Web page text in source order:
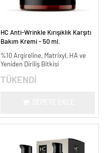
HC Anti-Wrinkle Kırışıklık Karşıtı
Bakım Kremi - 50 ml.
%10 Argireline, Matrixyl, HA ve
Yeniden Diriliş Bitkisi
TÜKENDİ